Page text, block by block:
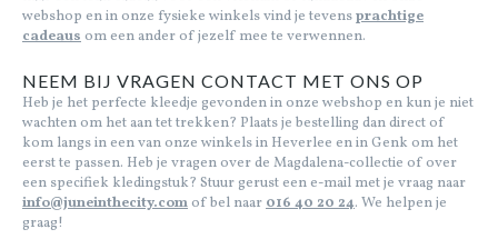
webshop en in onze fysieke winkels vind je tevensprachtige
cadeaus om een ander of jezelf mee te verwennen.
NEEM BIJ VRAGEN CONTACT MET ONS OP
Heb je het perfecte kleedje gevonden in onze webshop en kun je niet
wachten om het aan tet trekken? Plaats je bestelling dan direct of
kom langs in een van onze winkels in Heverlee en in Genk om het
eerst te passen. Heb je vragen over de Magdalena-collectie of over
een specifiek kledingstuk? Stuur gerust een e-mail met je vraag naar
info@juneinthecity.com of bel naar016 40 20 24. We helpen je
graag!